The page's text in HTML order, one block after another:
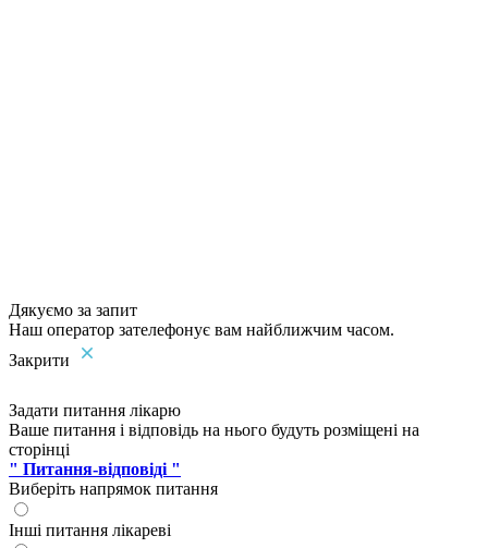
Дякуємо за запит
Наш оператор зателефонує вам найближчим часом.
Закрити
Задати питання лікарю
Ваше питання і відповідь на нього будуть розміщені на
сторінці
" Питання-відповіді "
Виберіть напрямок питання
Інші питання лікареві